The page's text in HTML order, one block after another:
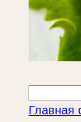
Главная